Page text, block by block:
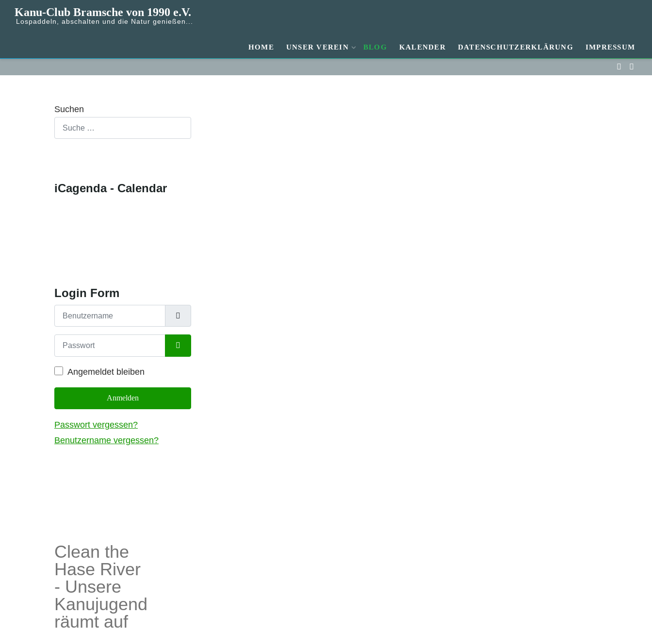
Kanu-Club Bramsche von 1990 e.V.
Lospaddeln, abschalten und die Natur genießen...
HOME UNSER VEREIN BLOG KALENDER DATENSCHUTZERKLÄRUNG IMPRESSUM
Suchen
iCagenda - Calendar
Login Form
Benutzername
Passwort
Passwort anzeigen
Angemeldet bleiben
Anmelden
Passwort vergessen?
Benutzername vergessen?
Clean the
Hase River
- Unsere
Kanujugend
räumt auf